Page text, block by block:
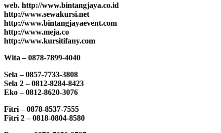
web. http://www.bintangjaya.co.id
http://www.sewakursi.net
http://www.bintangjayaevent.com
http://www.meja.co
http://www.kursitifany.com
Wita – 0878-7899-4040
Sela – 0857-7733-3808
Sela 2 – 0812-8284-8423
Eko – 0812-8620-3076
Fitri – 0878-8537-7555
Fitri 2 – 0818-0804-8580